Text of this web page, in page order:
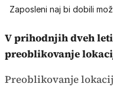
Zaposleni naj bi dobili
V prihodnjih dveh
preoblikovanje
Preoblikovanje